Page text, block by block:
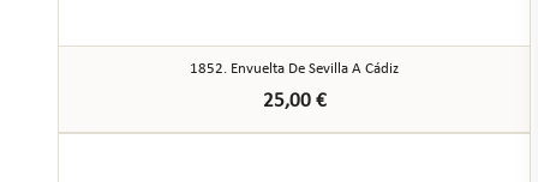
1852. Envuelta De Sevilla A Cádiz
25,00 €